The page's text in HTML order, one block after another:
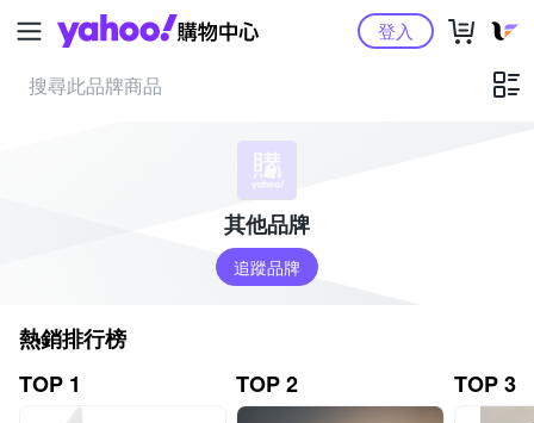
Yahoo購物中心登入
其他品牌
追蹤品牌
熱銷排行榜
TOP 1
TOP 2 TOP 3